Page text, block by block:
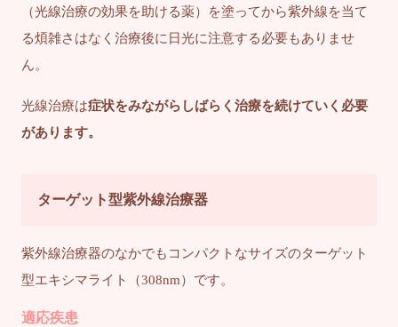
（光線治療の効果を助ける薬）を塗ってから紫外線を当て
る煩雑さはなく治療後に日光に注意する必要もありませ
ん。
光線治療は症状をみながらしばらく治療を続けていく必要
があります。
ターゲット型紫外線治療器
紫外線治療器のなかでもコンパクトなサイズのターゲット
型エキシマライト（308nm）です。
適応疾患